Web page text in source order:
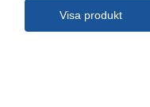
Visa produkt